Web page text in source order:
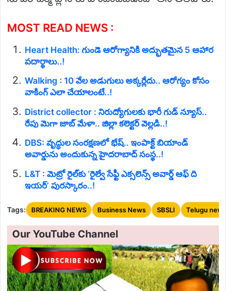
MOST READ NEWS :
Heart Health: గుండె ఆరోగ్యానికి అద్భుతమైన 5 ఆహార
పదార్థాలు..!
Walking : 10 వేల అడుగులు అక్కర్లేదు.. ఆరోగ్యం కోసం
వాకింగ్ ఎలా చేయాలంటే..!
District collector : నిరుద్యోగులకు భారీ గుడ్ న్యూస్..
రేపు మెగా జాబ్ మేళా.. జిల్లా కలెక్టర్ వెల్లడి..!
DBS: వృద్ధుల సంరక్షణలో భేష్.. ఇంపాక్ట్ బియాండ్
అవార్డును అందుకున్న హైదరాబాద్ సంస్థ..!
L&T : మెట్రో రైల్‌కు ‘రైల్వే సేఫ్టీ ఎక్సలెన్స్ అవార్డ్ ఆఫ్ ది
ఇయర్’ పురస్కారం..!
Tags: BREAKING NEWS Business News SBSLI Telugu news
Our YouTube Channel